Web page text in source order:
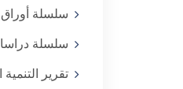
سلسلة
سلسلة
تقرير التنمية